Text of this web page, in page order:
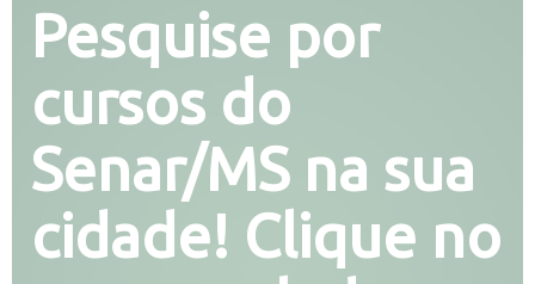
Pesquise por
cursos do
Senar/MS na sua
cidade! Clique no